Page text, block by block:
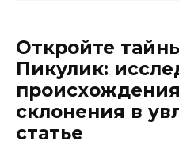
Откройте
Пикулик:
склонения в
статье